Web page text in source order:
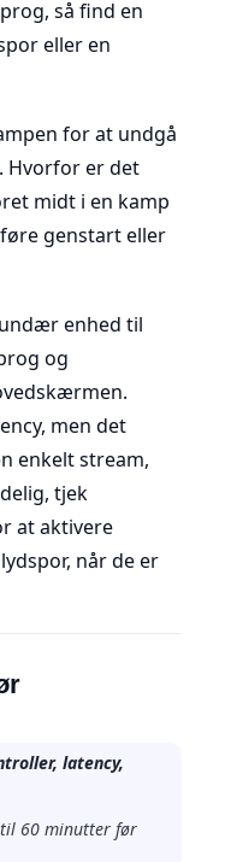
så find en
eller en
for at undgå
Hvorfor er det
midt i en kamp
genstart eller
enhed til
og
men det
enkelt stream,
tjek
at aktivere
når de er
latency,
60 minutter før